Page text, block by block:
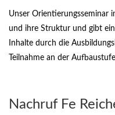
Unser Orientierungsseminar
und ihre Struktur und gibt
Inhalte durch die
Teilnahme an der
Nachruf Fe